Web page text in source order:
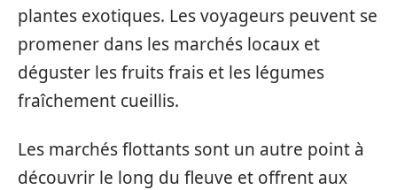
plantes exotiques. Les voyageurs peuvent se
promener dans les marchés locaux et
déguster les fruits frais et les légumes
fraîchement cueillis.
Les marchés flottants sont un autre point à
découvrir le long du fleuve et offrent aux